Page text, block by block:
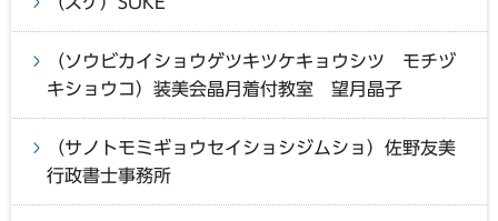
（ソウビカイショウゲツキツケキョウシツ モチヅ
キショウコ）装美会晶月着付教室 望月晶子
（サノトモミギョウセイショシジムショ）佐野友美
行政書士事務所